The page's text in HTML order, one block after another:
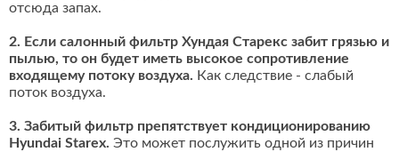
отсюда запах.
2. Если салонный фильтр Хундая Старекс забит грязью и
пылью, то он будет иметь высокое сопротивление
входящему потоку воздуха. Как следствие - слабый
поток воздуха.
3. Забитый фильтр препятствует кондиционированию
Hyundai Starex. Это может послужить одной из причин